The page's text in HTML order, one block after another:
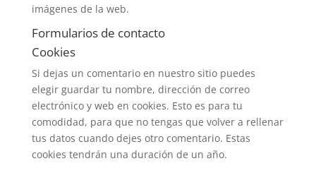
imágenes de la web.
Formularios de contacto
Cookies
Si dejas un comentario en nuestro sitio puedes
elegir guardar tu nombre, dirección de correo
electrónico y web en cookies. Esto es para tu
comodidad, para que no tengas que volver a rellenar
tus datos cuando dejes otro comentario. Estas
cookies tendrán una duración de un año.